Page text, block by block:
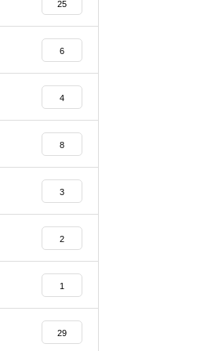
25
6
4
8
3
2
1
29